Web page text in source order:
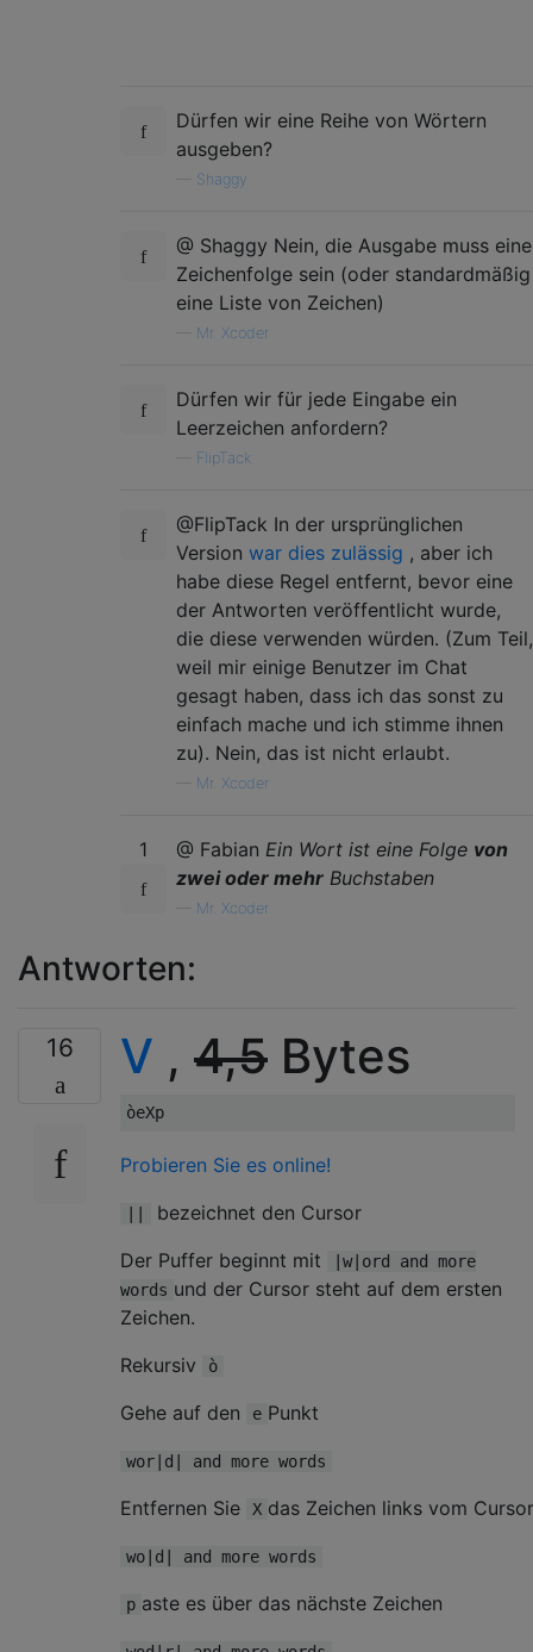
Dürfen wir eine Reihe von Wörtern
ausgeben?
Shaggy
@ Shaggy Nein, die Ausgabe muss eine
Zeichenfolge sein (oder standardmäßig
eine Liste von Zeichen)
Mr. Xcoder
Dürfen wir für jede Eingabe ein
Leerzeichen anfordern?
FlipTack
@FlipTack In der ursprünglichen
Version war dies zulässig , aber ich
habe diese Regel entfernt, bevor eine
der Antworten veröffentlicht wurde,
die diese verwenden würden. (Zum Teil,
weil mir einige Benutzer im Chat
gesagt haben, dass ich das sonst zu
einfach mache und ich stimme ihnen
zu). Nein, das ist nicht erlaubt.
Mr. Xcoder
1 @ Fabian Ein Wort ist eine Folge von
zwei oder mehr Buchstaben
Mr. Xcoder
Antworten:
16 V , 4,5 Bytes
Probieren Sie es online!
bezeichnet den Cursor
Der Puffer beginnt mit
|w|ord and more
words und der Cursor steht auf dem ersten
Zeichen.
Rekursiv
ò
Gehe auf den e Punkt
wor|d| and more words
Entfernen Sie X das Zeichen links vom Cursor
wo|d| and more words
p aste es über das nächste Zeichen